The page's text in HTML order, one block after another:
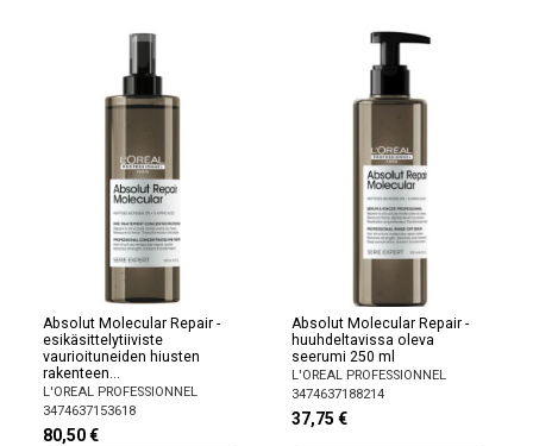
Absolut Molecular Repair -
esikäsittelytiiviste
vaurioituneiden hiusten
rakenteen...
L'OREAL PROFESSIONNEL
3474637153618
80,50 €
Absolut Molecular Repair -
huuhdeltavissa oleva
seerumi 250 ml
L'OREAL PROFESSIONNEL
3474637188214
37,75 €